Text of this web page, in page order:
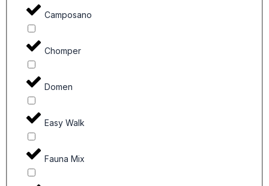
Camposano
Chomper
Domen
Easy Walk
Fauna Mix